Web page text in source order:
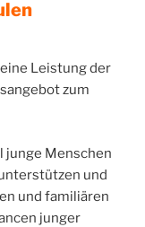
Leistung der
zum
junge Menschen
und
und familiären
junger